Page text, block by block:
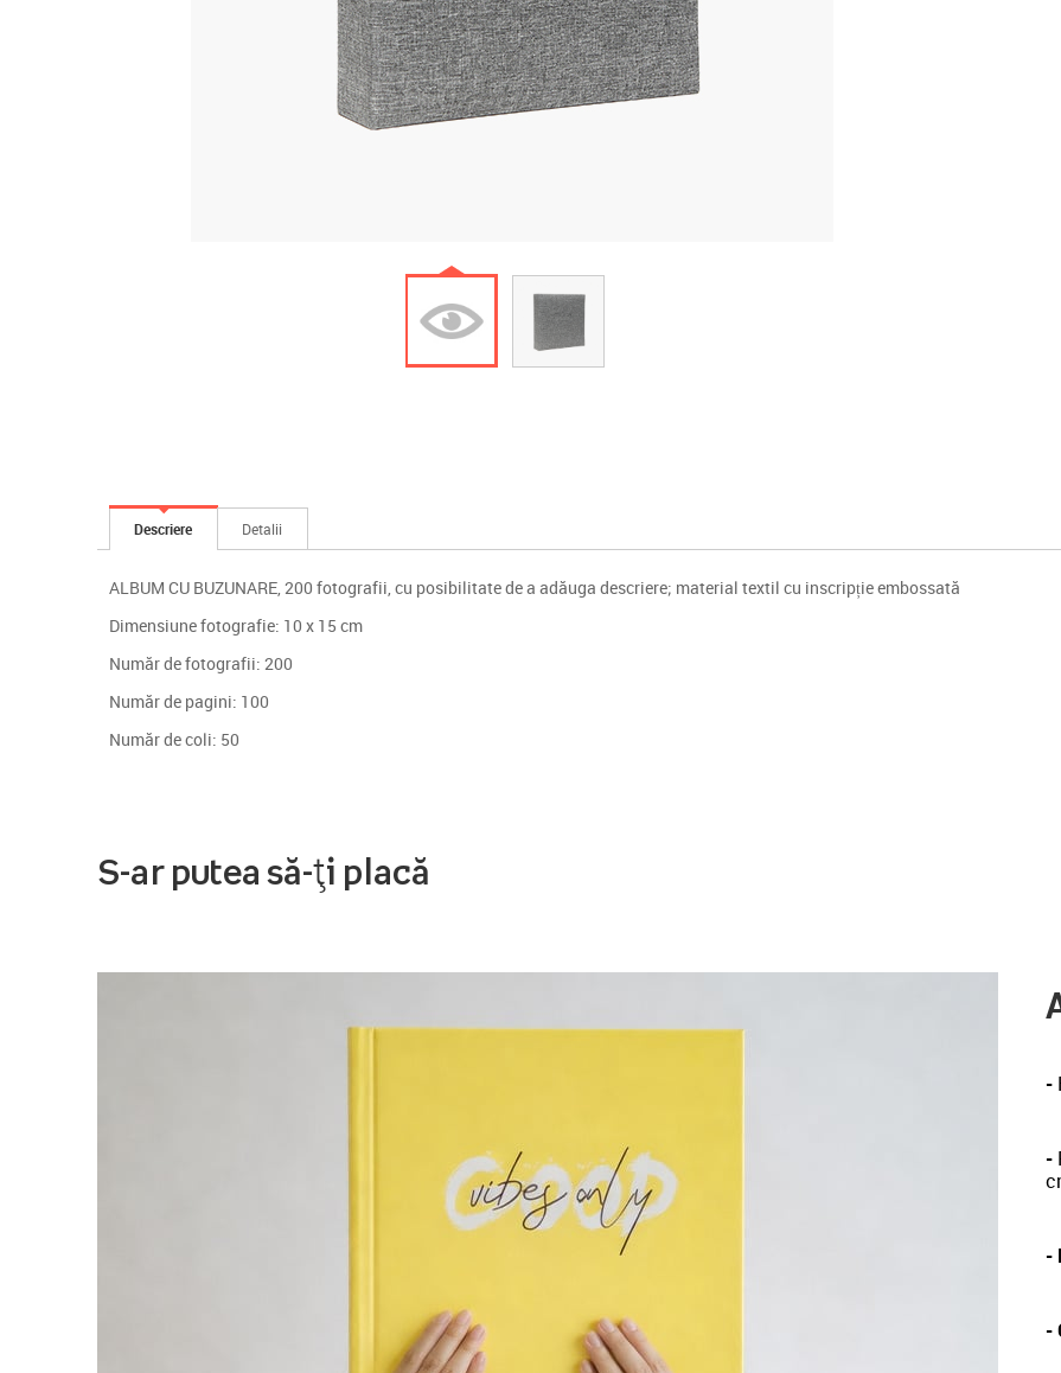
Descriere Detalii
ALBUM CU BUZUNARE, 200 fotografii, cu posibilitate de a adăuga descriere; material textil cu inscripție embossată
Dimensiune fotografie: 10 x 15 cm
Număr de fotografii: 200
Număr de pagini: 100
Număr de coli: 50
S-ar putea să-ți placă
-
-
-
-